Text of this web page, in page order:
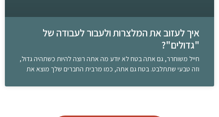
איך לעזוב את המלצרות ולעבור לעבודה של
"גדולים"?
חייל משוחרר, גם אתה בטח לא יודע מה אתה רוצה להיות כשתהיה גדול,
וזה טבעי שתתלבט. בטח גם אתה, כמו מרבית החברים שלך מוצא את